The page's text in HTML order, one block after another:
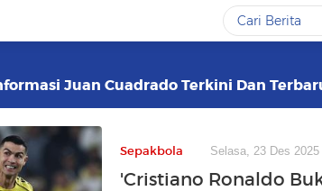
Juan Cuadrado Terkini Dan
Sepakbola Selasa, 23 Des
'Cristiano Ronaldo